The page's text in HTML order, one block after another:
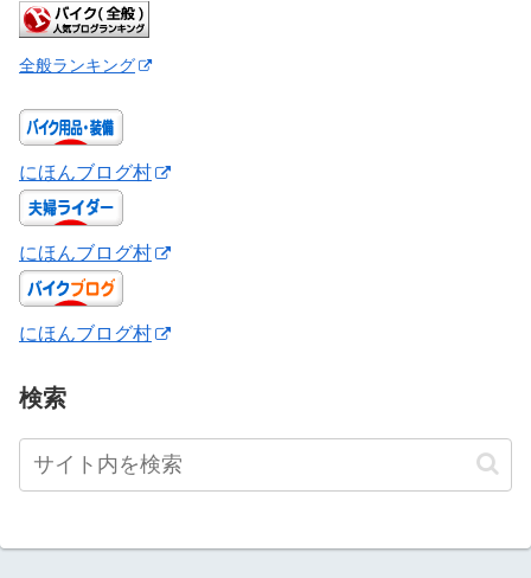
全般ランキング
にほんブログ村
にほんブログ村
にほんブログ村
検索